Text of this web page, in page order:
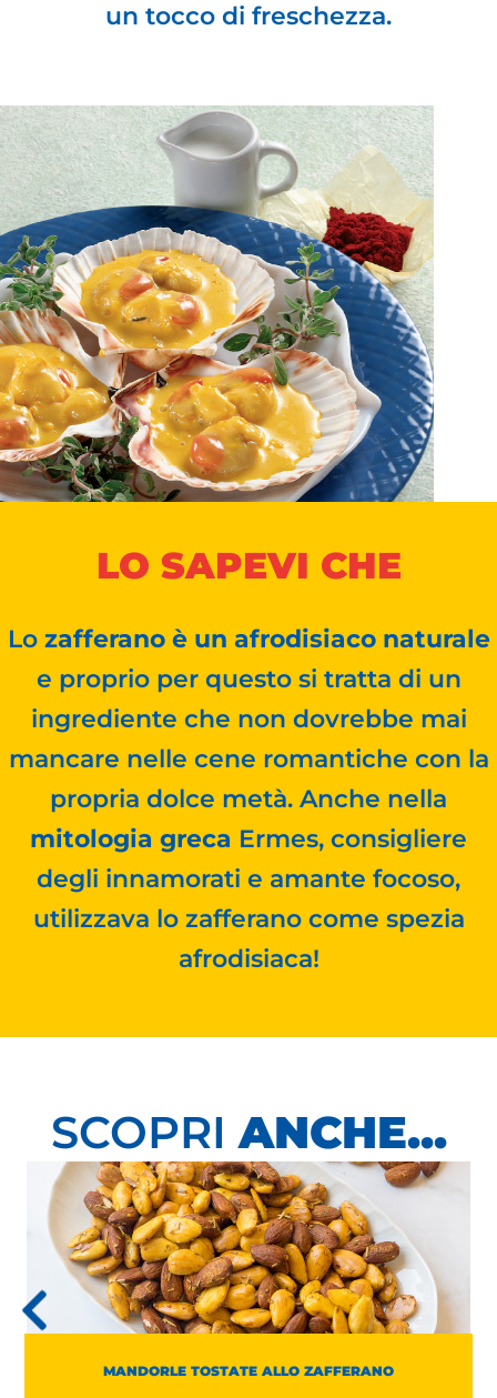
un tocco di freschezza.
LO SAPEVI CHE
Lo zafferano è un afrodisiaco naturale
e proprio per questo si tratta di un
ingrediente che non dovrebbe mai
mancare nelle cene romantiche con la
propria dolce metà. Anche nella
mitologia greca Ermes, consigliere
degli innamorati e amante focoso,
utilizzava lo zafferano come spezia
afrodisiaca!
SCOPRIANCHE...
MANDORLE TOSTATE ALLO ZAFFERANO